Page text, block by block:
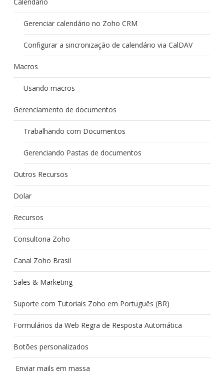
Gerenciar calendário no Zoho CRM
Configurar a sincronização de calendário via CalDAV
Macros
Usando macros
Gerenciamento de documentos
Trabalhando com Documentos
Gerenciando Pastas de documentos
Outros Recursos
Dolar
Recursos
Consultoria Zoho
Canal Zoho Brasil
Sales & Marketing
Suporte com Tutoriais Zoho em Português (BR)
Formulários da Web Regra de Resposta Automática
Botões personalizados
Enviar mails em massa